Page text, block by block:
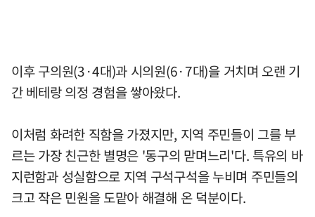
이후 구의원(3·4대)과 시의원(6·7대)을 거치며 오랜 기
간 베테랑 의정 경험을 쌓아왔다.
이처럼 화려한 직함을 가졌지만, 지역 주민들이 그를 부
르는 가장 친근한 별명은 '동구의 맏며느리'다. 특유의 바
지런함과 성실함으로 지역 구석구석을 누비며 주민들의
크고 작은 민원을 도맡아 해결해 온 덕분이다.